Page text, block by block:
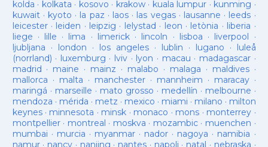
kolda · kolkata · kosovo · krakow· kuala lumpur · kunming ·
kuwait· kyoto · la paz · laos· las vegas· lausanne · leeds ·
leicester· leiden · leipzig · lelystad · leon · letònia · liberia ·
liege · lille · lima · limerick· lincoln · lisboa · liverpool ·
ljubljana · london · los angeles· lublin · lugano · luleå
(norrland) · luxemburg · lviv · lyon · macau · madagascar·
madrid · maine · mainz · malabo · malaga · maldives·
mallorca · malta · manchester· mannheim · maracay·
maringá · marseille · mato grosso · medellín · melbourne ·
mendoza · mérida · metz · mexico · miami · milano · milton
keynes· minnesota · minsk · monaco · mons · monterrey ·
montpellier· montreal · moskva · mozambic· muenchen ·
mumbai · murcia · myanmar· nador · nagoya · namibia ·
namur· nancy · nanjing · nantes · napoli · natal · nebraska ·